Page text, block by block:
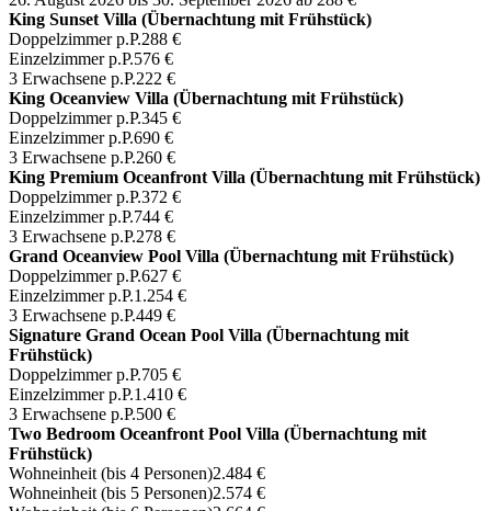
King Sunset Villa (Übernachtung mit Frühstück)
Doppelzimmer p.P.288 €
Einzelzimmer p.P.576 €
3 Erwachsene p.P.222 €
King Oceanview Villa (Übernachtung mit Frühstück)
Doppelzimmer p.P.345 €
Einzelzimmer p.P.690 €
3 Erwachsene p.P.260 €
King Premium Oceanfront Villa (Übernachtung mit Frühstück)
Doppelzimmer p.P.372 €
Einzelzimmer p.P.744 €
3 Erwachsene p.P.278 €
Grand Oceanview Pool Villa (Übernachtung mit Frühstück)
Doppelzimmer p.P.627 €
Einzelzimmer p.P.1.254 €
3 Erwachsene p.P.449 €
Signature Grand Ocean Pool Villa (Übernachtung mit
Frühstück)
Doppelzimmer p.P.705 €
Einzelzimmer p.P.1.410 €
3 Erwachsene p.P.500 €
Two Bedroom Oceanfront Pool Villa (Übernachtung mit
Frühstück)
Wohneinheit (bis 4 Personen)2.484 €
Wohneinheit (bis 5 Personen)2.574 €